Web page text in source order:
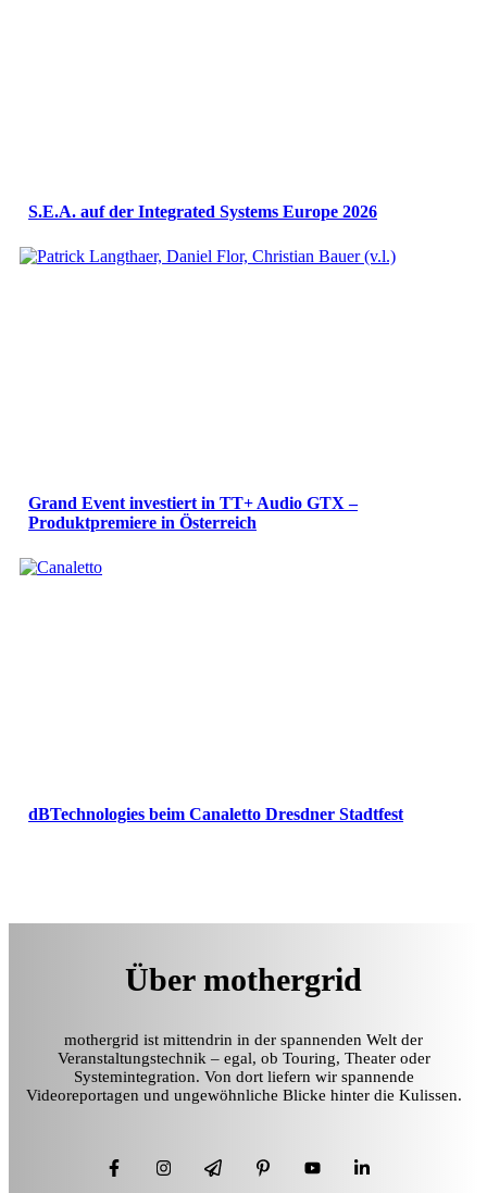
S.E.A. auf der Integrated Systems Europe 2026
Grand Event investiert in TT+ Audio GTX –
Produktpremiere in Österreich
dBTechnologies beim Canaletto Dresdner Stadtfest
Über mothergrid
mothergrid ist mittendrin in der spannenden Welt der
Veranstaltungstechnik – egal, ob Touring, Theater oder
Systemintegration. Von dort liefern wir spannende
Videoreportagen und ungewöhnliche Blicke hinter die Kulissen.